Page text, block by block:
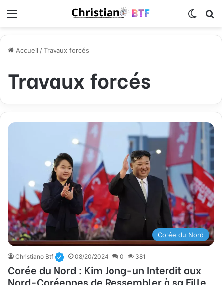
Accueil /Travaux forcés
Travaux forcés
Corée du Nord
Christiano Btf 08/20/2024 0 381
Corée du Nord : Kim Jong-un Interdit aux
Nord-Coréennes de Ressembler à sa Fille